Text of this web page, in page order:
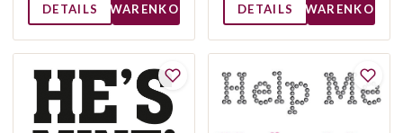
DETAILS WARENKORB DETAILS WARENKORB